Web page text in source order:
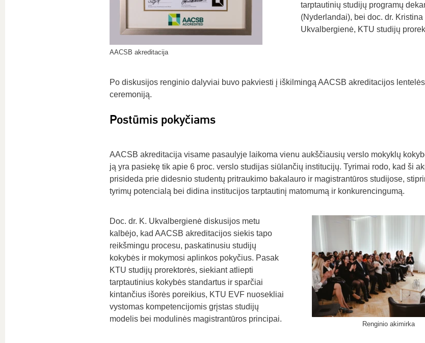
AACSB akreditacija
tarptautinių studijų programų
(Nyderlandai), bei doc. dr. Kristina
Ukvalbergienė, KTU studijų
Po diskusijos renginio dalyviai buvo pakviesti į iškilmingą AACSB akreditacijos
ceremoniją.
Postūmis pokyčiams
AACSB akreditacija visame pasaulyje laikoma vienu aukščiausių verslo mokyklų
ją yra pasiekę tik apie 6 proc. verslo studijas siūlančių institucijų. Tyrimai rodo, kad ši
prisideda prie didesnio studentų pritraukimo bakalauro ir magistrantūros studijose,
tyrimų potencialą bei didina institucijos tarptautinį matomumą ir konkurencingumą.
Doc. dr. K. Ukvalbergienė diskusijos metu
kalbėjo, kad AACSB akreditacijos siekis tapo
reikšmingu procesu, paskatinusiu studijų
kokybės ir mokymosi aplinkos pokyčius. Pasak
KTU studijų prorektorės, siekiant atliepti
tarptautinius kokybės standartus ir sparčiai
kintančius išorės poreikius, KTU EVF nuosekliai
vystomas kompetencijomis grįstas studijų
modelis bei modulinės magistrantūros principai.
Renginio akimirka